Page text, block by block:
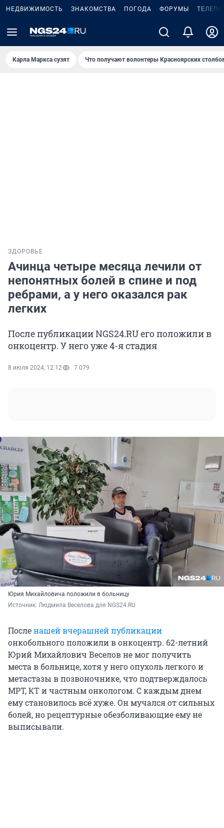
НЕДВИЖИМОСТЬ ЗНАКОМСТВА ПОГОДА ФОРУМЫ
Карла Маркса сузят Что получают волонтеры Красноярских
ЗДОРОВЬЕ
Ачинца четыре месяца лечили от
непонятных болей в спине и под
ребрами, а у него оказался рак
легких
После публикации NGS24.RU его положили в
онкоцентр. У него уже 4-я стадия
8 июля 2024, 12:12 7 079
Юрия Михайловича положили в больницу
Источник: Людмила Веселова для NGS24.RU
Посленашей вчерашней публикации
онкобольного положили в онкоцентр. 62-летний
Юрий Михайлович Веселов не мог получить
места в больнице, хотя у него опухоль легкого и
метастазы в позвоночнике, что подтверждалось
МРТ, КТ и частным онкологом. С каждым днем
ему становилось всё хуже. Он мучался от сильных
болей, но рецептурные обезболивающие ему не
выписывали.